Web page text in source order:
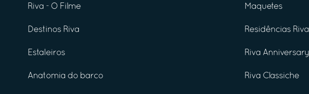
Riva - O Filme
Destinos Riva
Estaleiros
Anatomia do barco
Maquetes
Residências Riva
Riva Anniversary
Riva Classiche